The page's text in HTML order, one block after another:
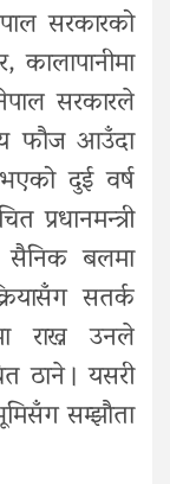
सरकारको
कालापानीमा
सरकारले
फौज आउँदा
दुई वर्ष
प्रधानमन्त्री
सैनिक बलमा
सतर्क
राख्न उनले
ठाने । यसरी
सम्झौता